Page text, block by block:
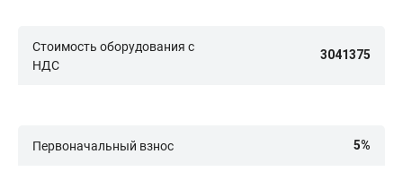
Стоимость оборудования с
НДС
Первоначальный взнос